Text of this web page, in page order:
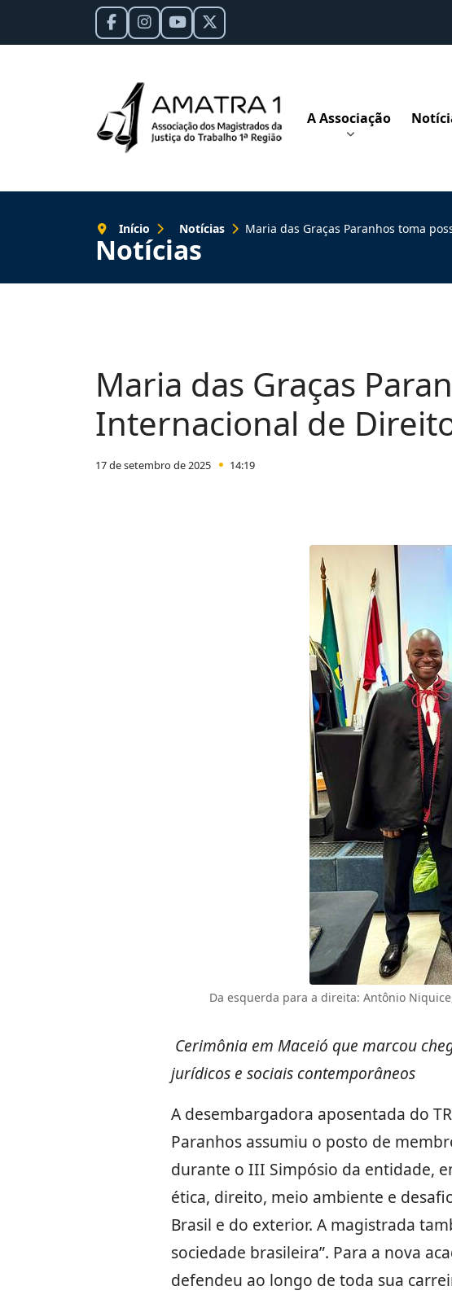
A Associação
Notícias
Início Notícias Maria das Graças Paranhos toma posse na Academia
Maria das Graças
Internacional de
17 de setembro de 2025 14:19
Da esquerda para a direita: Antônio
Cerimônia em Maceió que marcou
jurídicos e sociais contemporâneos
A desembargadora aposentada do
Paranhos assumiu o posto de
durante o III Simpósio da entidade,
ética, direito, meio ambiente e
Brasil e do exterior. A magistrada
sociedade brasileira”. Para a nova
defendeu ao longo de toda sua